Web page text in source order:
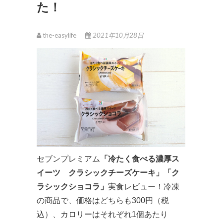
た！
the-easylife 2021年10月28日
セブンプレミアム
「冷たく食べる濃厚ス
イーツ クラシックチーズケーキ」「ク
ラシックショコラ」 実食レビュー！冷凍
の商品で、価格はどちらも300円（税
込）、カロリーはそれぞれ1個あたり